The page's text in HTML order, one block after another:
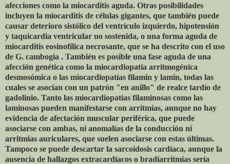
afecciones como la miocarditis aguda. Otras posibilidades
incluyen la miocarditis de células gigantes, que también puede
causar deterioro sistólico del ventrículo izquierdo, hipotensión
y taquicardia ventricular no sostenida, o una forma aguda de
miocarditis eosinofílica necrosante, que se ha descrito con el uso
de G. cambogia . También es posible una fase aguda de una
afección genética como la miocardiopatía arritmogénica
desmosómica o las miocardiopatías filamin y lamin, todas las
cuales se asocian con un patrón "en anillo" de realce tardío de
gadolinio. Tanto las miocardiopatías filaminosas como las
laminosas pueden manifestarse con arritmias, aunque no hay
evidencia de afectación muscular periférica, que puede
asociarse con ambas, ni anomalías de la conducción ni
arritmias auriculares, que suelen asociarse con estas últimas.
Tampoco se puede descartar la sarcoidosis cardíaca, aunque la
ausencia de hallazgos extracardíacos o bradiarritmias sería